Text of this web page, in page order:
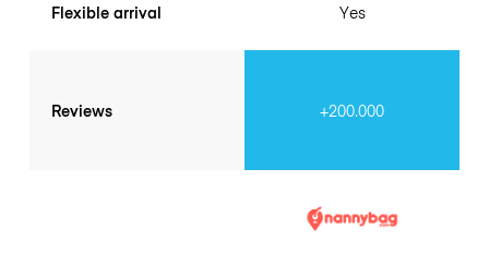
Flexible arrival
Reviews
Yes
+200.000